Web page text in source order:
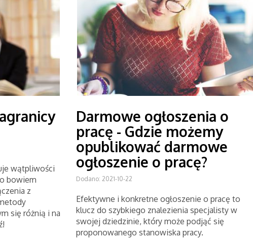
wątpliwości
bowiem
z
się różnią i na
Darmowe ogłoszenia o
pracę - Gdzie możemy
opublikować darmowe
ogłoszenie o pracę?
Dodano: 2021-10-22
Efektywne i konkretne ogłoszenie o pracę to
klucz do szybkiego znalezienia specjalisty w
swojej dziedzinie, który może podjąć się
proponowanego stanowiska pracy.